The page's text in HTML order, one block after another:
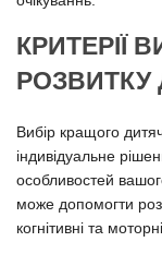
КРИТЕРІЇ
РОЗВИТКУ
Вибір кращого
індивідуальне
особливостей
може допомогти
когнітивні та